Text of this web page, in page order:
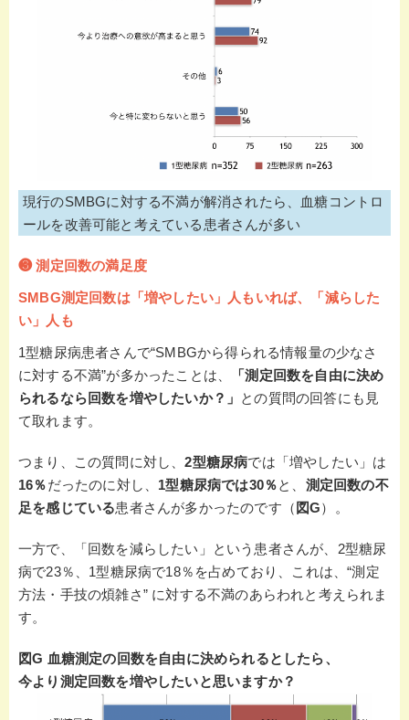
現行のSMBGに対する不満が解消されたら、血糖コントロ
ールを改善可能と考えている患者さんが多い
❸ 測定回数の満足度
SMBG測定回数は「増やしたい」人もいれば、「減らした
い」人も
1型糖尿病患者さんで“SMBGから得られる情報量の少なさ
に対する不満”が多かったことは、
「測定回数を自由に決め
られるなら回数を増やしたいか？」 との質問の回答にも見
て取れます。
つまり、この質問に対し、2型糖尿病では「増やしたい」は
16％だったのに対し、 1型糖尿病では30％と、 測定回数の不
足を感じている患者さんが多かったのです（ 図G）。
一方で、「回数を減らしたい」という患者さんが、2型糖尿
病で23％、1型糖尿病で18％を占めており、これは、“測定
方法・手技の煩雑さ” に対する不満のあらわれと考えられま
す。
図G 血糖測定の回数を自由に決められるとしたら、
今より測定回数を増やしたいと思いますか？